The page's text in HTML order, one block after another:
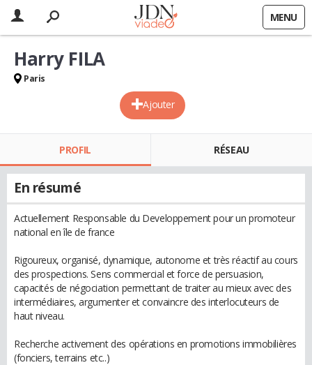
MENU
Ajouter
Harry FILA
Paris
PROFIL RÉSEAU
En résumé
Actuellement Responsable du Developpement pour un promoteur
national en île de france
Rigoureux, organisé, dynamique, autonome et très réactif au cours
des prospections. Sens commercial et force de persuasion,
capacités de négociation permettant de traiter au mieux avec des
intermédiaires, argumenter et convaincre des interlocuteurs de
haut niveau.
Recherche activement des opérations en promotions immobilières
(fonciers, terrains etc..)